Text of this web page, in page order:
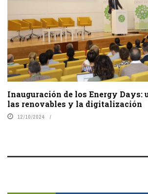
Inauguración de los Energy Days:
las renovables y la digitalización
12/10/2024